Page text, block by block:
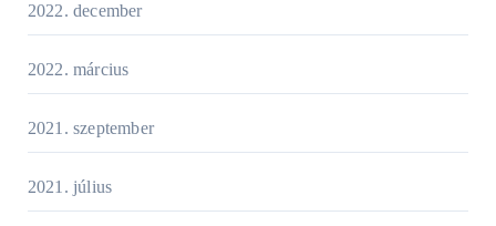
2022. december
2022. március
2021. szeptember
2021. július